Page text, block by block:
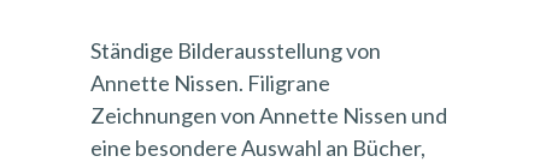
Ständige Bilderausstellung von
Annette Nissen. Filigrane
Zeichnungen von Annette Nissen und
eine besondere Auswahl an Bücher,